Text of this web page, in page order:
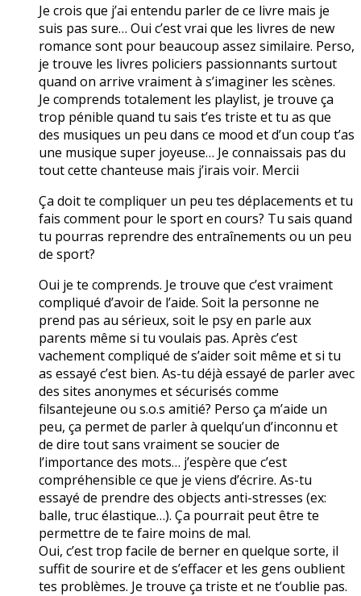
Je crois que j’ai entendu parler de ce livre mais je
suis pas sure… Oui c’est vrai que les livres de new
romance sont pour beaucoup assez similaire. Perso,
je trouve les livres policiers passionnants surtout
quand on arrive vraiment à s’imaginer les scènes.
Je comprends totalement les playlist, je trouve ça
trop pénible quand tu sais t’es triste et tu as que
des musiques un peu dans ce mood et d’un coup t’as
une musique super joyeuse… Je connaissais pas du
tout cette chanteuse mais j’irais voir. Mercii
Ça doit te compliquer un peu tes déplacements et tu
fais comment pour le sport en cours? Tu sais quand
tu pourras reprendre des entraînements ou un peu
de sport?
Oui je te comprends. Je trouve que c’est vraiment
compliqué d’avoir de l’aide. Soit la personne ne
prend pas au sérieux, soit le psy en parle aux
parents même si tu voulais pas. Après c’est
vachement compliqué de s’aider soit même et si tu
as essayé c’est bien. As-tu déjà essayé de parler avec
des sites anonymes et sécurisés comme
filsantejeune ou s.o.s amitié? Perso ça m’aide un
peu, ça permet de parler à quelqu’un d’inconnu et
de dire tout sans vraiment se soucier de
l’importance des mots… j’espère que c’est
compréhensible ce que je viens d’écrire. As-tu
essayé de prendre des objects anti-stresses (ex:
balle, truc élastique…). Ça pourrait peut être te
permettre de te faire moins de mal.
Oui, c’est trop facile de berner en quelque sorte, il
suffit de sourire et de s’effacer et les gens oublient
tes problèmes. Je trouve ça triste et ne t’oublie pas.